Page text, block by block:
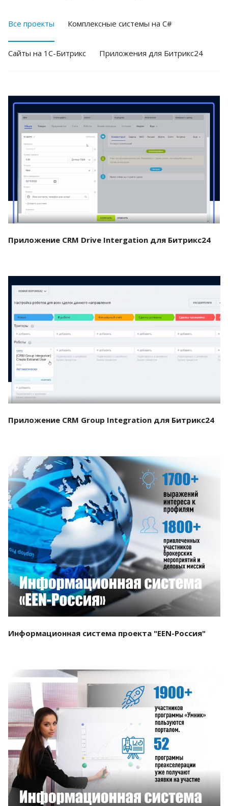
Все проекты Комплексные системы на C#
Cайты на 1С-Битрикс Приложения для Битрикс24
Смотреть проект
Приложение CRM Drive Intergation для Битрикс24
Смотреть проект
Приложение CRM Group Integration для Битрикс24
Смотреть проект
Информационная система проекта "EEN-Россия"
Смотреть проект